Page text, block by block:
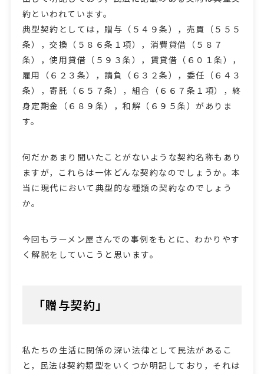
約といわれています。
典型契約としては，贈与（５４９条），売買（５５５
条），交換（５８６条１項），消費貸借（５８７
条），使用貸借（５９３条），賃貸借（６０１条），
雇用（６２３条），請負（６３２条），委任（６４３
条），寄託（６５７条），組合（６６７条１項），終
身定期金（６８９条），和解（６９５条）がありま
す。
何だかあまり聞いたことがないような契約名称もあり
ますが，これらは一体どんな契約なのでしょうか。本
当に現代において典型的な種類の契約なのでしょう
か。
今回もラーメン屋さんでの事例をもとに、わかりやす
く解説をしていこうと思います。
「贈与契約」
私たちの生活に関係の深い法律として民法があるこ
と，民法は契約類型をいくつか明記しており，それは